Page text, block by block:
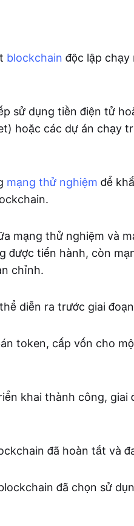
blockchain độc lập chạy
sử dụng tiền điện tử
hoặc các dự án chạy
mạng thử nghiệm để
mạng thử nghiệm và
được tiến hành, còn
chỉnh.
diễn ra trước giai
token, cấp vốn cho
khai thành công,
đã hoàn tất và
đã chọn sử